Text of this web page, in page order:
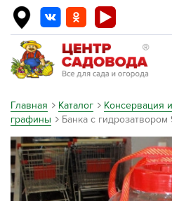
Главная Каталог Консервация
графины
Банка с